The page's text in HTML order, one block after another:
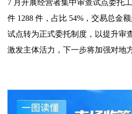
7 月开展经营者集中审查试点委托
件 1288 件，占比 54%，交易总金
试点转为正式委托制度，以提升审
激发主体活力，下一步将加强对地